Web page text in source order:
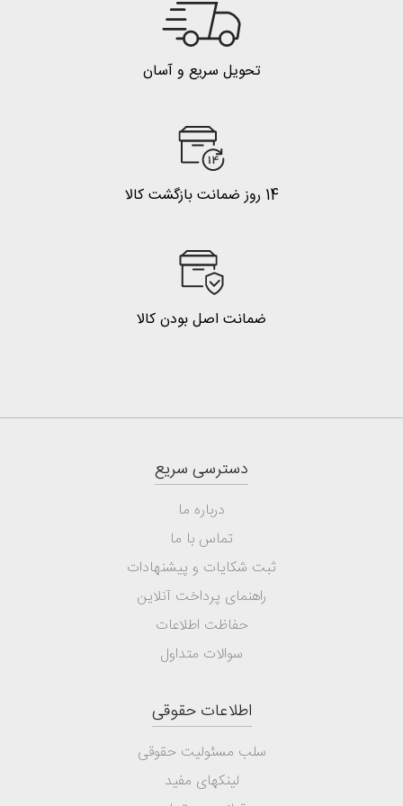
تحویل سریع و آسان
14 روز ضمانت بازگشت کالا
ضمانت اصل بودن کالا
دسترسی سریع
درباره ما
تماس با ما
ثبت شکایات و پیشنهادات
راهنمای پرداخت آنلاین
حفاظت اطلاعات
سوالات متداول
اطلاعات حقوقی
سلب مسئولیت حقوقی
لینکهای مفید